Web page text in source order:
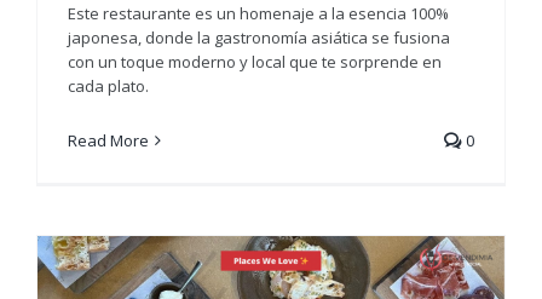
Este restaurante es un homenaje a la esencia 100%
japonesa, donde la gastronomía asiática se fusiona
con un toque moderno y local que te sorprende en
cada plato.
Read More 0